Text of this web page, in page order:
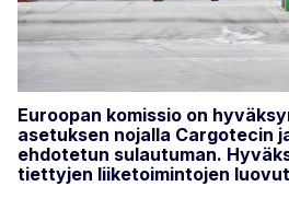
Euroopan komissio on
asetuksen nojalla Cargotecin
ehdotetun sulautuman.
tiettyjen liiketoimintojen